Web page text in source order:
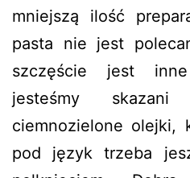
mniejszą ilość
pasta nie jest
szczęście jest
jesteśmy
ciemnozielone olejki,
pod język trzeba